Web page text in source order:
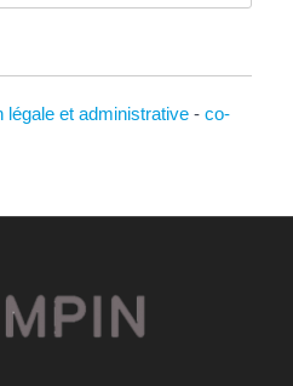
légale et administrative- co-